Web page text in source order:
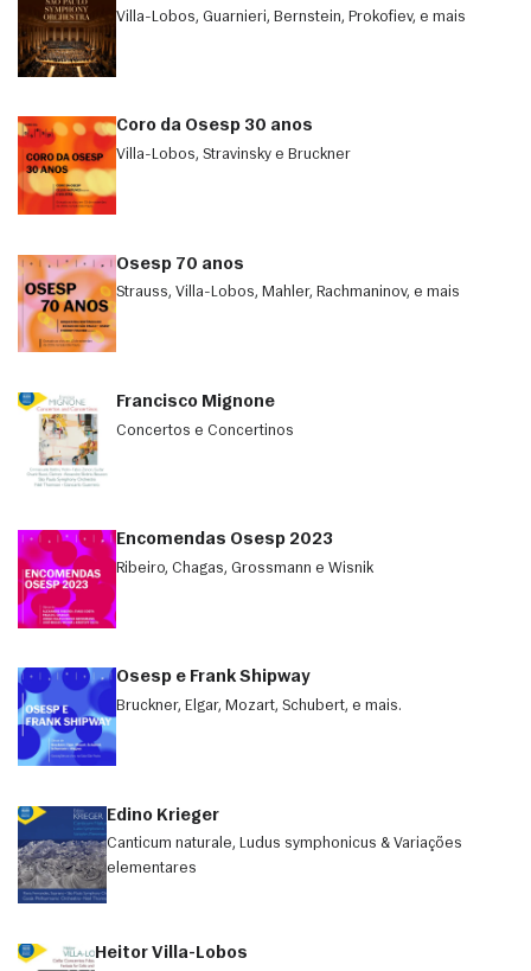
Villa-Lobos, Guarnieri, Bernstein, Prokofiev, e mais
Coro da Osesp 30 anos
Villa-Lobos, Stravinsky e Bruckner
Osesp 70 anos
Strauss, Villa-Lobos, Mahler, Rachmaninov, e mais
Francisco Mignone
Concertos e Concertinos
Encomendas Osesp 2023
Ribeiro, Chagas, Grossmann e Wisnik
Osesp e Frank Shipway
Bruckner, Elgar, Mozart, Schubert, e mais.
Edino Krieger
Canticum naturale, Ludus symphonicus & Variações
elementares
Heitor Villa-Lobos